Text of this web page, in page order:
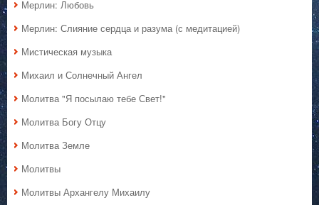
Мерлин: Любовь
Мерлин: Слияние сердца и разума (с медитацией)
Мистическая музыка
Михаил и Солнечный Ангел
Молитва "Я посылаю тебе Свет!"
Молитва Богу Отцу
Молитва Земле
Молитвы
Молитвы Архангелу Михаилу